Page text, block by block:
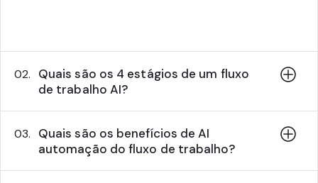
02.
Quais são os 4 estágios de um fluxo
de trabalho AI?
03.
Quais são os benefícios de AI
automação do fluxo de trabalho?